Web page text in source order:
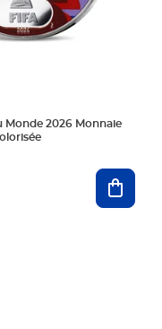
Monde 2026 Monnaie